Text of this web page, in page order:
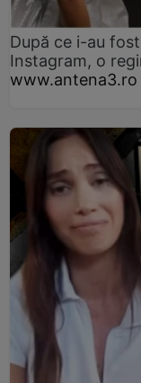
După ce i-au
Instagram, o
www.antena3.ro